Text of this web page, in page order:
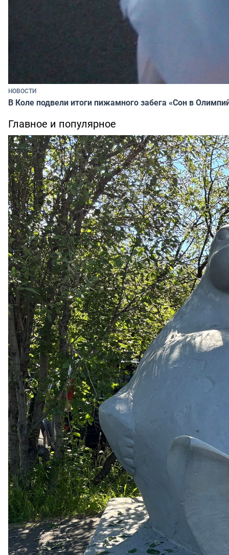
НОВОСТИ
В Коле подвели итоги пижамного забега «Сон в
Главное и популярное